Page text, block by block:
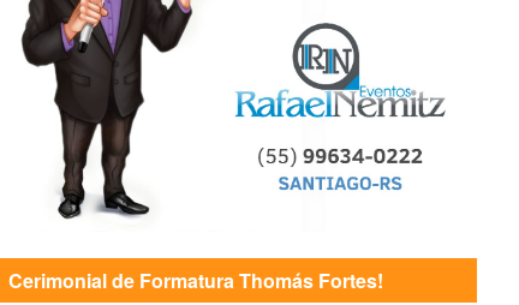
Cerimonial de Formatura Thomás Fortes!